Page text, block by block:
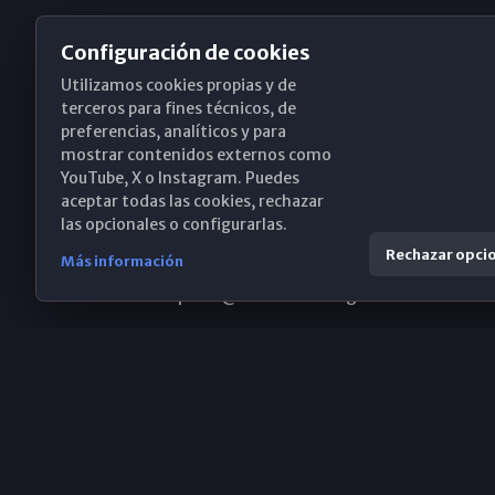
Obispado de Málaga
Santa María, 18-20. 29015 Málaga
(+34) 952 224 386
Configuración de cookies
Utilizamos cookies propias y de
terceros para fines técnicos, de
preferencias, analíticos y para
mostrar contenidos externos como
YouTube, X o Instagram. Puedes
aceptar todas las cookies, rechazar
las opcionales o configurarlas.
Más información Rechazar